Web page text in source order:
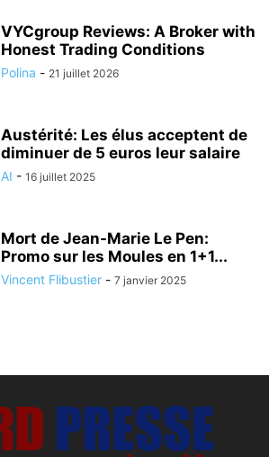
VYCgroup Reviews: A Broker with
Honest Trading Conditions
Polina - 21 juillet 2026
Austérité: Les élus acceptent de
diminuer de 5 euros leur salaire
AI - 16 juillet 2025
Mort de Jean-Marie Le Pen:
Promo sur les Moules en 1+1...
Vincent Flibustier - 7 janvier 2025